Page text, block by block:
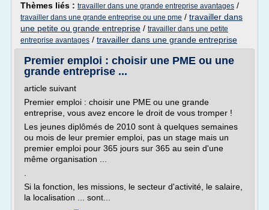
Thèmes liés : travailler dans une grande entreprise avantages /
travailler dans une grande entreprise ou une pme / travailler dans
une petite ou grande entreprise / travailler dans une petite
entreprise avantages / travailler dans une grande entreprise
Premier emploi : choisir une PME ou une
grande entreprise ...
article suivant
Premier emploi : choisir une PME ou une grande
entreprise, vous avez encore le droit de vous tromper !
Les jeunes diplômés de 2010 sont à quelques semaines
ou mois de leur premier emploi, pas un stage mais un
premier emploi pour 365 jours sur 365 au sein d'une
même organisation ...
Si la fonction, les missions, le secteur d'activité, le salaire,
la localisation ... sont...